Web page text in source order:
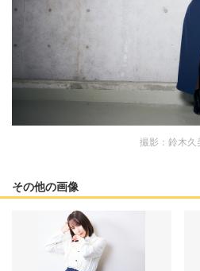
撮影：鈴木久
その他の画像